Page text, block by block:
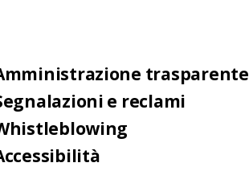
trasparente
e reclami